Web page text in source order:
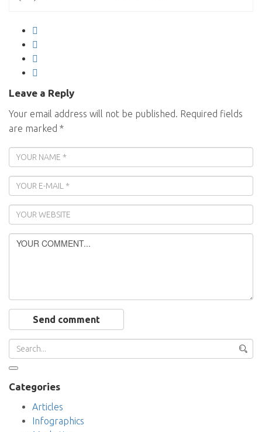
Leave a Reply
Your email address will not be published. Required fields
are marked *
Send comment
Categories
Articles
Infographics